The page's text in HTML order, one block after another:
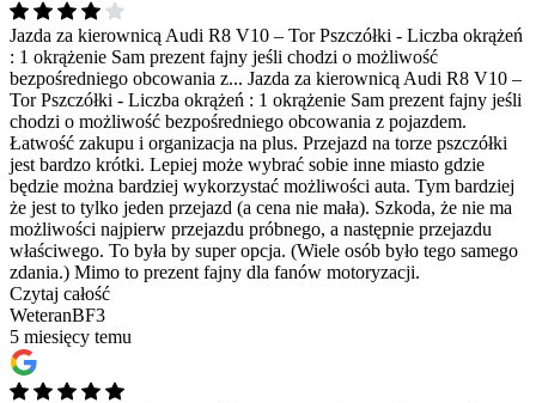
Jazda za kierownicą Audi R8 V10 – Tor Pszczółki - Liczba okrążeń
: 1 okrążenie Sam prezent fajny jeśli chodzi o możliwość
bezpośredniego obcowania z... Jazda za kierownicą Audi R8 V10 –
Tor Pszczółki - Liczba okrążeń : 1 okrążenie Sam prezent fajny jeśli
chodzi o możliwość bezpośredniego obcowania z pojazdem.
Łatwość zakupu i organizacja na plus. Przejazd na torze pszczółki
jest bardzo krótki. Lepiej może wybrać sobie inne miasto gdzie
będzie można bardziej wykorzystać możliwości auta. Tym bardziej
że jest to tylko jeden przejazd (a cena nie mała). Szkoda, że nie ma
możliwości najpierw przejazdu próbnego, a następnie przejazdu
właściwego. To była by super opcja. (Wiele osób było tego samego
zdania.) Mimo to prezent fajny dla fanów motoryzacji.
Czytaj całość
WeteranBF3
5 miesięcy temu